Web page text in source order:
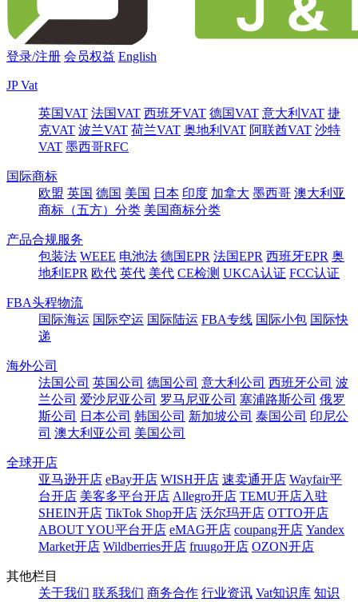
登录/注册 会员权益 English
JP Vat
英国VAT 法国VAT 西班牙VAT 德国VAT 意大利VAT 捷
克VAT 波兰VAT 荷兰VAT 奥地利VAT 阿联酋VAT 沙特
VAT 墨西哥RFC
国际商标
欧盟 英国 德国 美国 日本 印度 加拿大 墨西哥 澳大利亚
商标（五方）分类 美国商标分类
产品合规服务
包装法 WEEE 电池法 德国EPR 法国EPR 西班牙EPR 奥
地利EPR 欧代 英代 美代 CE检测 UKCA认证 FCC认证
FBA头程物流
国际海运 国际空运 国际陆运 FBA专线 国际小包 国际快
递
海外公司
法国公司 英国公司 德国公司 意大利公司 西班牙公司 波
兰公司 爱沙尼亚公司 罗马尼亚公司 塞浦路斯公司 俄罗
斯公司
日本公司 韩国公司 新加坡公司 泰国公司 印尼公
司 澳大利亚公司 美国公司
全球开店
亚马逊开店 eBay开店 WISH开店 速卖通开店 Wayfair平
台开店 美客多平台开店 Allegro开店 TEMU开店入驻
SHEIN开店 TikTok Shop开店 沃尔玛开店 OTTO开店
ABOUT YOU平台开店 eMAG开店 coupang开店 Yandex
Market开店 Wildberries开店 fruugo开店 OZON开店
其他栏目
关于我们 联系我们 商务合作 行业资讯 Vat知识库 知识